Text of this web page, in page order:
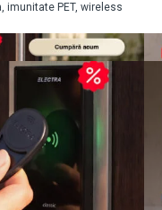
imunitate PET, wireless